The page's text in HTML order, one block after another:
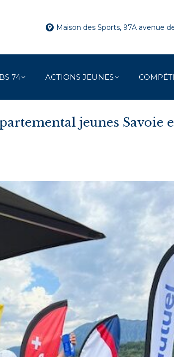
Maison des Sports, 97A avenue
74 ACTIONS JEUNES
jeunes Savoie